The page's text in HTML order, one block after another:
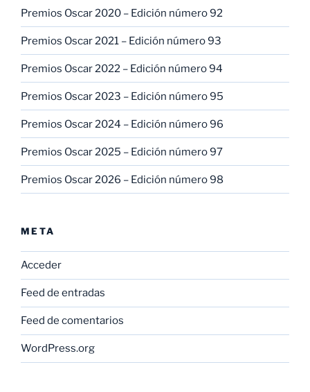
Premios Oscar 2020 – Edición número 92
Premios Oscar 2021 – Edición número 93
Premios Oscar 2022 – Edición número 94
Premios Oscar 2023 – Edición número 95
Premios Oscar 2024 – Edición número 96
Premios Oscar 2025 – Edición número 97
Premios Oscar 2026 – Edición número 98
META
Acceder
Feed de entradas
Feed de comentarios
WordPress.org